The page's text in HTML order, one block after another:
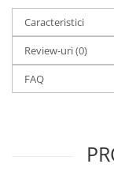
Caracteristici
Review-uri(0)
FAQ